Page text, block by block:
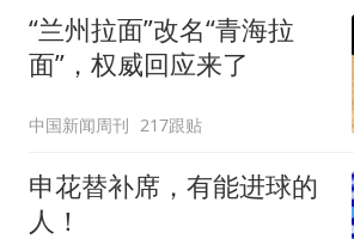
“兰州拉面”改名“青海拉
面”，权威回应来了
中国新闻周刊 217跟贴
申花替补席，有能进球的
人！